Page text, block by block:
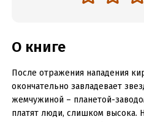
О книге
После отражения нападения
окончательно завладевает
жемчужиной – планетой-
платят люди, слишком высока.